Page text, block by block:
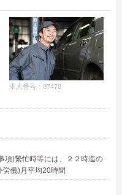
求人番号：87478
項)繁忙時等には、２２時迄の
労働)月平均20時間